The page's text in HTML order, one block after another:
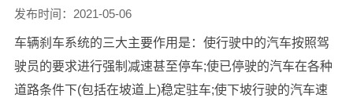
发布时间：2021-05-06
车辆刹车系统的三大主要作用是：使行驶中的汽车按照驾
驶员的要求进行强制减速甚至停车;使已停驶的汽车在各种
道路条件下(包括在坡道上)稳定驻车;使下坡行驶的汽车速